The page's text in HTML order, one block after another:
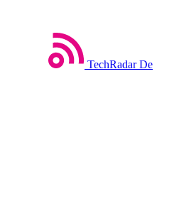
TechRadar De